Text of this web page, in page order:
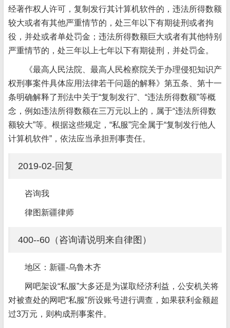
经著作权人许可，复制发行其计算机软件的，违法所得数额
较大或者有其他严重情节的，处三年以下有期徒刑或者拘
役，并处或者单处罚金；违法所得数额巨大或者有其他特别
严重情节的，处三年以上七年以下有期徒刑，并处罚金。
《最高人民法院、最高人民检察院关于办理侵犯知识产
权刑事案件具体应用法律若干问题的解释》第五条、第十一
条明确解释了刑法中关于“复制发行”、“违法所得数额”等概
念，例如违法所得数额在三万元以上的，属于“违法所得数
额较大”等。根据这些规定，“私服”完全属于“复制发行他人
计算机软件”，依法应当承担刑事责任。
2019-02-回复
咨询我
律图新疆律师
400--60（咨询请说明来自律图）
地区：新疆-乌鲁木齐
网吧架设“私服”大多还是为谋取经济利益，公安机关将
对被查处的网吧“私服”所设账号进行调查，如果获利金额超
过3万元，则构成刑事案件。